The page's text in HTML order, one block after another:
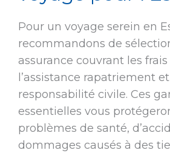
Pour un voyage serein en
recommandons de
assurance couvrant les
l’assistance rapatriement
responsabilité civile. Ces
essentielles vous
problèmes de santé,
dommages causés à des